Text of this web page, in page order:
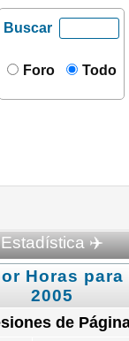
Buscar
Foro Todo
Estadística ✈️
Horas para
2005
de